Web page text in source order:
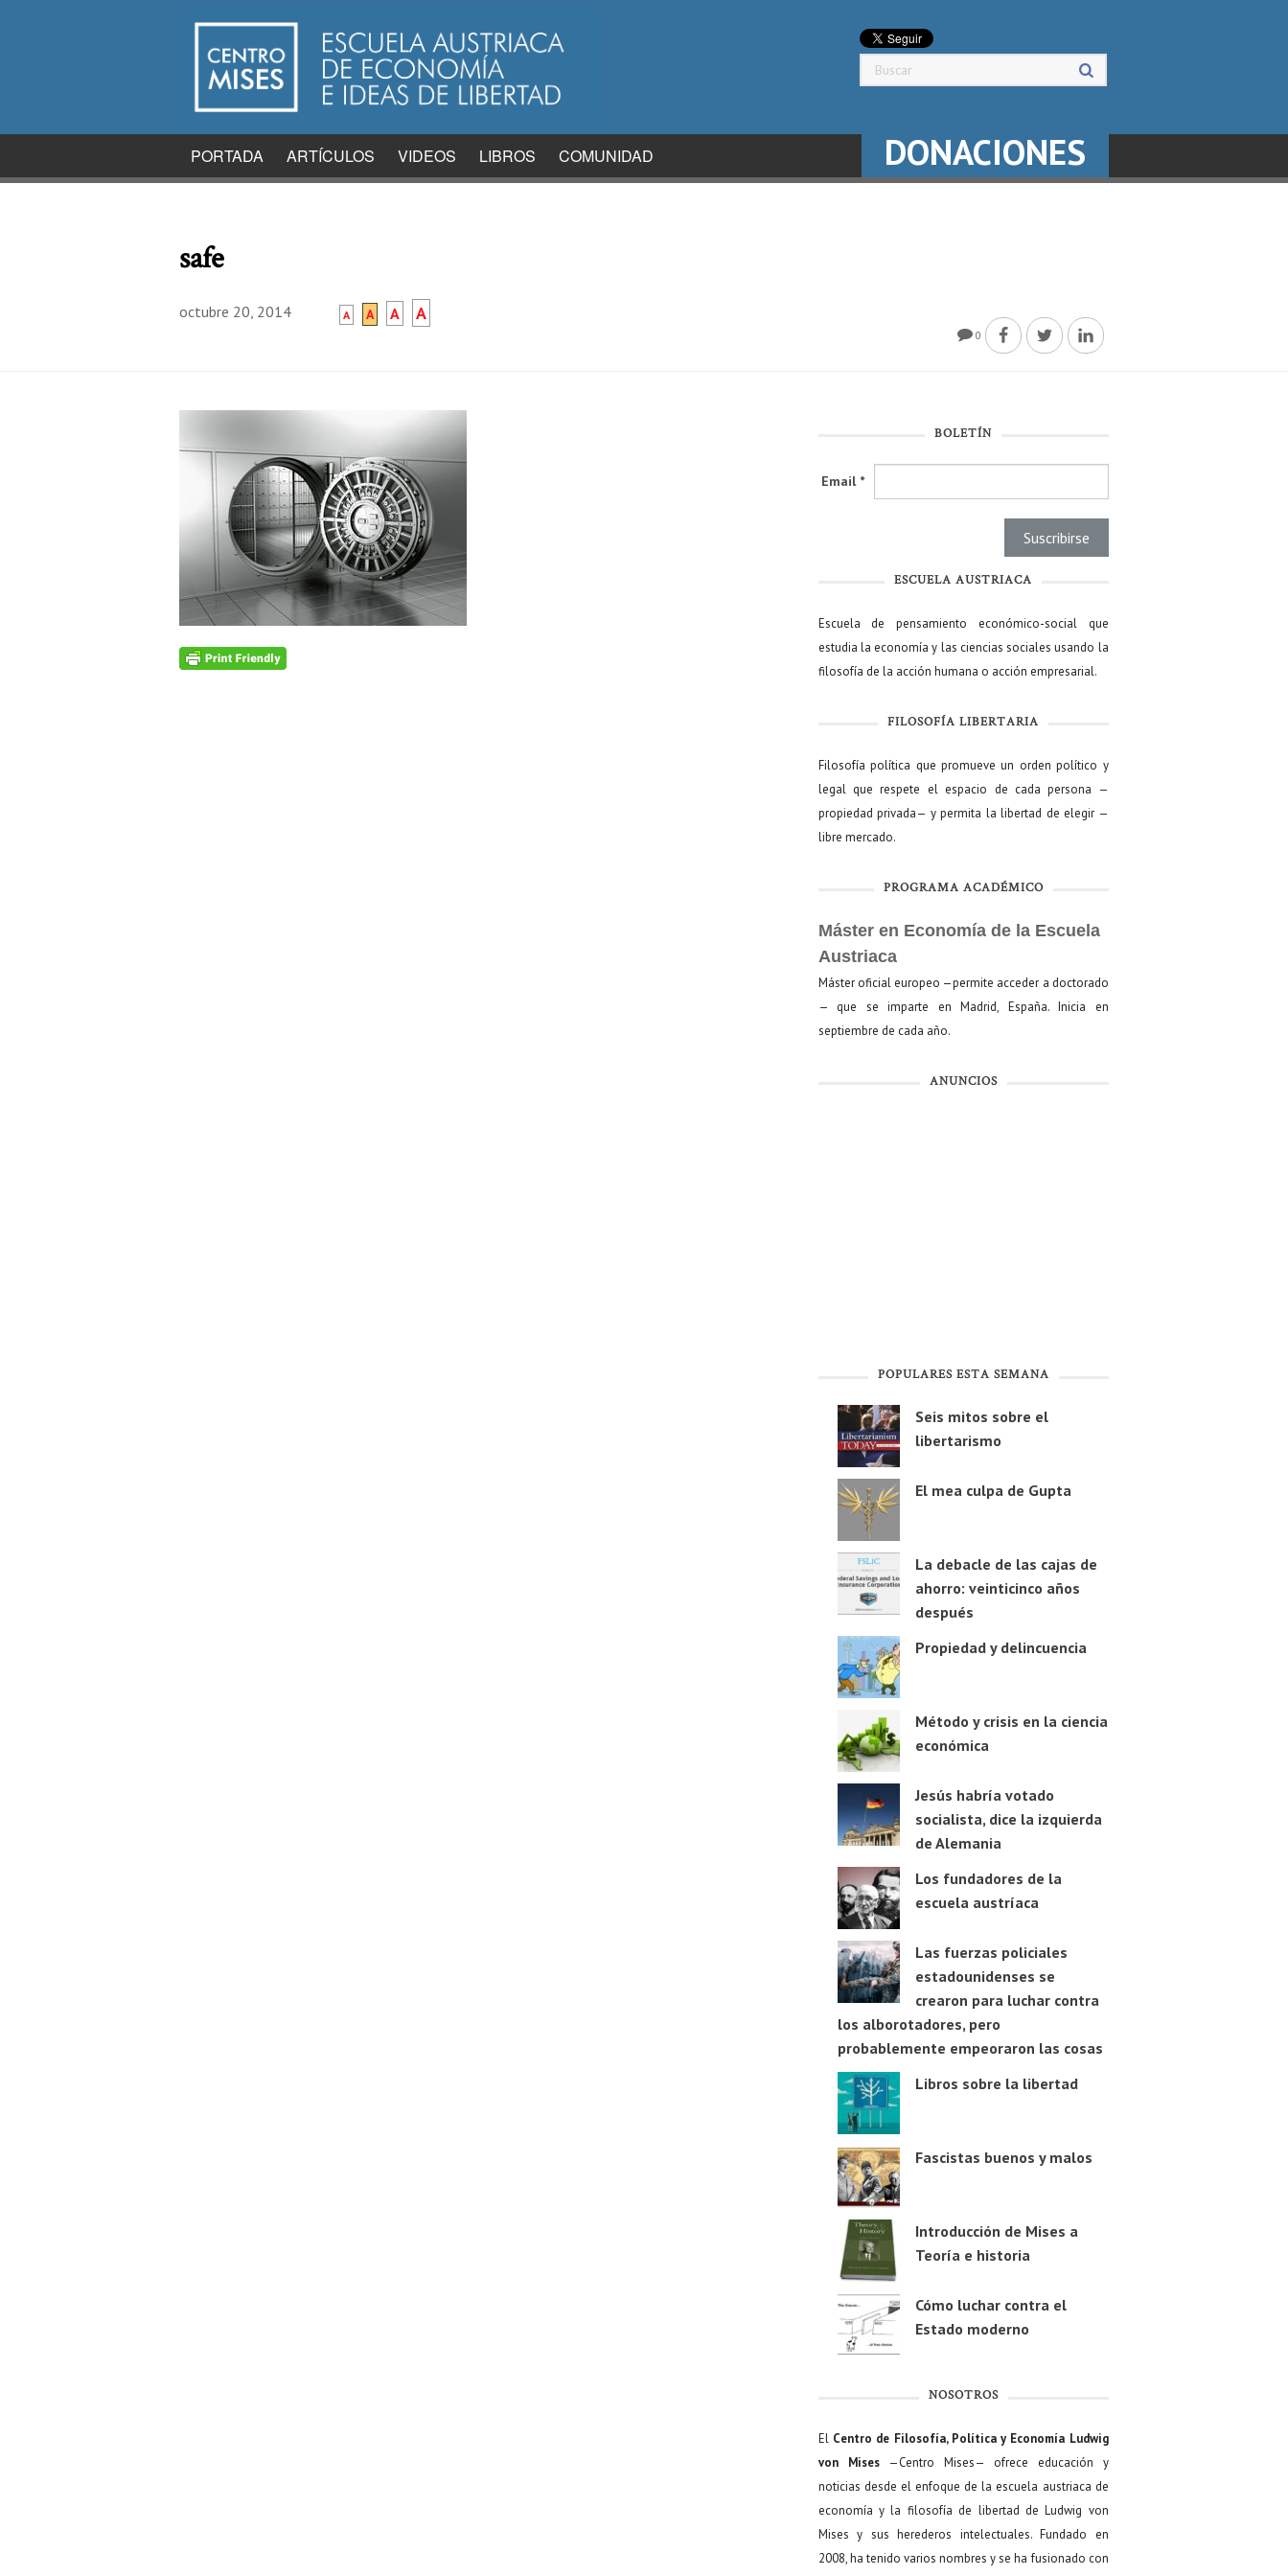
PORTADA ARTÍCULOS VIDEOS LIBROS COMUNIDAD DONACIONES
safe
octubre 20, 2014 A A A A
0
BOLETÍN
Email *
ESCUELA AUSTRIACA
Escuela de pensamiento económico-social que
estudia la economía y las ciencias sociales usando la
filosofía de la acción humana o acción empresarial.
FILOSOFÍA LIBERTARIA
Filosofía política que promueve un orden político y
legal que respete el espacio de cada persona —
propiedad privada— y permita la libertad de elegir —
libre mercado.
PROGRAMA ACADÉMICO
Máster en Economía de la Escuela
Austriaca
Máster oficial europeo —permite acceder a doctorado
— que se imparte en Madrid, España. Inicia en
septiembre de cada año.
ANUNCIOS
POPULARES ESTA SEMANA
Seis mitos sobre el
libertarismo
El mea culpa de Gupta
La debacle de las cajas de
ahorro: veinticinco años
después
Propiedad y delincuencia
Método y crisis en la ciencia
económica
Jesús habría votado
socialista, dice la izquierda
de Alemania
Los fundadores de la
escuela austríaca
Las fuerzas policiales
estadounidenses se
crearon para luchar contra
los alborotadores, pero
probablemente empeoraron las cosas
Libros sobre la libertad
Fascistas buenos y malos
Introducción de Mises a
Teoría e historia
Cómo luchar contra el
Estado moderno
NOSOTROS
El Centro de Filosofía, Política y Economía Ludwig
von Mises—Centro Mises— ofrece educación y
noticias desde el enfoque de la escuela austriaca de
economía y la filosofía de libertad de Ludwig von
Mises y sus herederos intelectuales. Fundado en
2008, ha tenido varios nombres y se ha fusionado con